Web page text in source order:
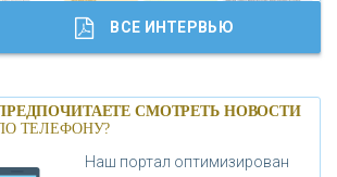
«ГАЗПРОМБАНК»
«МОСКОВСКИЙ КРЕДИТНЫЙ
БАНК»
Банки.ру обновил логотип впервые за
19 лет - «Лента новостей»
ВСЕ ИНТЕРВЬЮ
СМОТРЕТЬ НОВОСТИ
ТЕЛЕФОНУ?
Наш портал оптимизирован